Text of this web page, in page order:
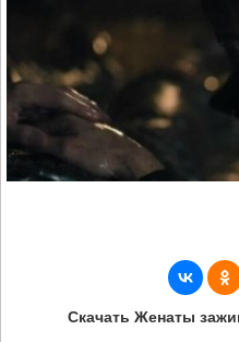
Скачать Женаты